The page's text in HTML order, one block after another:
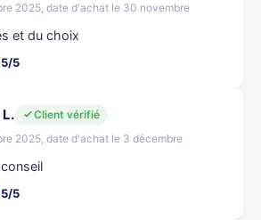
2025, date d'achat le 30 novembre
et du choix
5/5
Client vérifié
2025, date d'achat le 3 décembre
5/5